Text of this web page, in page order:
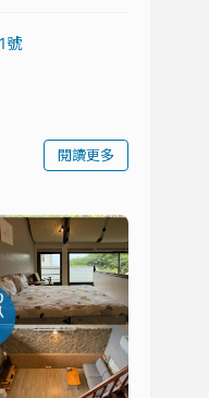
號
閱讀更多